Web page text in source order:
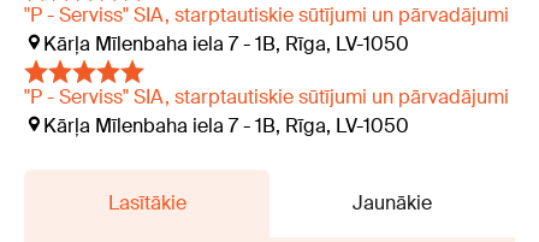
"P - Serviss" SIA, starptautiskie sūtījumi un pārvadājumi
Kārļa Mīlenbaha iela 7 - 1B, Rīga, LV-1050
"P - Serviss" SIA, starptautiskie sūtījumi un pārvadājumi
Kārļa Mīlenbaha iela 7 - 1B, Rīga, LV-1050
Lasītākie Jaunākie